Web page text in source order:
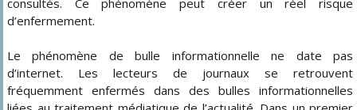
d’enfermement.
Le phénomène de bulle informationnelle ne date pas
d’internet. Les lecteurs de journaux se retrouvent
fréquemment enfermés dans des bulles informationnelles